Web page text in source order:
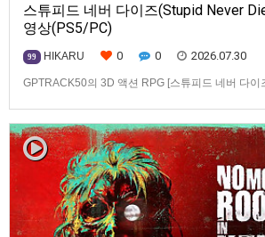
스튜피드 네버 다이즈(Stupid Never
영상(PS5/PC)
99 HIKARU 0 0 2026.07.30
GPTRACK50의 3D 액션 RPG [스튜피드 네버 다